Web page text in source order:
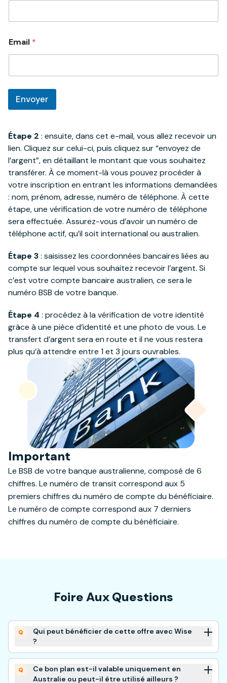
Email *
Envoyer
Étape 2 : ensuite, dans cet e-mail, vous allez recevoir un
lien. Cliquez sur celui-ci, puis cliquez sur “envoyez de
l’argent”, en détaillant le montant que vous souhaitez
transférer. À ce moment-là vous pouvez procéder à
votre inscription en entrant les informations demandées
: nom, prénom, adresse, numéro de téléphone. À cette
étape, une vérification de votre numéro de téléphone
sera effectuée. Assurez-vous d’avoir un numéro de
téléphone actif, qu’il soit international ou australien.
Étape 3: saisissez les coordonnées bancaires liées au
compte sur lequel vous souhaitez recevoir l’argent. Si
c’est votre compte bancaire australien, ce sera le
numéro BSB de votre banque.
Étape 4 : procédez à la vérification de votre identité
grâce à une pièce d’identité et une photo de vous. Le
transfert d’argent sera en route et il ne vous restera
plus qu’à attendre entre 1 et 3 jours ouvrables.
Important
Le BSB de votre banque australienne, composé de 6
chiffres. Le numéro de transit correspond aux 5
premiers chiffres du numéro de compte du bénéficiaire.
Le numéro de compte correspond aux 7 derniers
chiffres du numéro de compte du bénéficiaire.
Foire Aux Questions
Q
Qui peut bénéficier de cette offre avec Wise
?
Si vous n’êtes pas encore inscrit sur la
plateforme Wise, et que vous utilisez notre lien
Q
Ce bon plan est-il valable uniquement en
Australie ou peut-il être utilisé ailleurs ?